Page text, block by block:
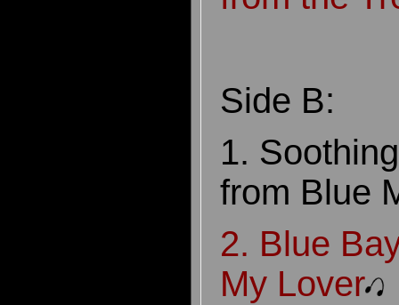
Side B:
1.
from Blue
2. Blue
My Lover